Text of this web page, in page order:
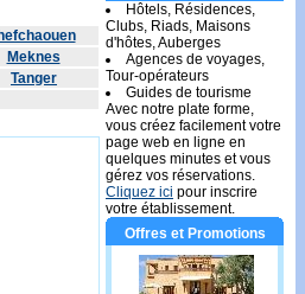
Meknes
Tanger
Hôtels, Résidences,
Clubs, Riads, Maisons
d'hôtes, Auberges
Agences de voyages,
Tour-opérateurs
Guides de tourisme
Avec notre plate forme,
vous créez facilement votre
page web en ligne en
quelques minutes et vous
gérez vos réservations.
Cliquez ici pour inscrire
votre établissement.
Offres et Promotions